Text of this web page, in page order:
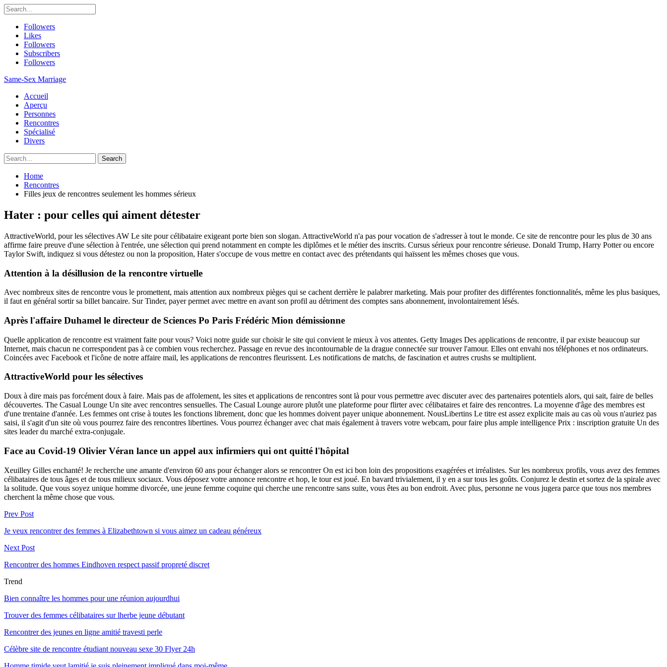
Followers
Likes
Followers
Subscribers
Followers
Same-Sex Marriage
Accueil
Aperçu
Personnes
Rencontres
Spécialisé
Divers
Home
Rencontres
Filles jeux de rencontres seulement les hommes sérieux
Hater : pour celles qui aiment détester
AttractiveWorld, pour les sélectives AW Le site pour célibataire exigeant porte bien son slogan. AttractiveWorld n'a pas pour vocation de s'adresser à tout le monde. Ce site de rencontre pour les plus de 30 ans
affirme faire preuve d'une sélection à l'entrée, une sélection qui prend notamment en compte les diplômes et le métier des inscrits. Cursus sérieux pour rencontre sérieuse. Donald Trump, Harry Potter ou encore
Taylor Swift, indiquez si vous détestez ou non la proposition, Hater s'occupe de vous mettre en contact avec des prétendants qui haïssent les mêmes choses que vous.
Attention à la désillusion de la rencontre virtuelle
Avec nombreux sites de rencontre vous le promettent, mais attention aux nombreux pièges qui se cachent derrière le palabrer marketing. Mais pour profiter des différentes fonctionnalités, même les plus basiques,
il faut en général sortir sa billet bancaire. Sur Tinder, payer permet avec mettre en avant son profil au détriment des comptes sans abonnement, involontairement lésés.
Après l'affaire Duhamel le directeur de Sciences Po Paris Frédéric Mion démissionne
Quelle application de rencontre est vraiment faite pour vous? Voici notre guide sur choisir le site qui convient le mieux à vos attentes. Getty Images Des applications de rencontre, il par existe beaucoup sur
Internet, mais chacun ne correspondent pas à ce combien vous recherchez. Passage en revue des incontournable de la drague connectée sur trouver l'amour. Elles ont envahi nos téléphones et nos ordinateurs.
Coincées avec Facebook et l'icône de notre affaire mail, les applications de rencontres fleurissent. Les notifications de matchs, de fascination et autres crushs se multiplient.
AttractiveWorld pour les sélectives
Doux à dire mais pas forcément doux à faire. Mais pas de affolement, les sites et applications de rencontres sont là pour vous permettre avec discuter avec des partenaires potentiels alors, qui sait, faire de belles
découvertes. The Casual Lounge Un site avec rencontres sensuelles. The Casual Lounge aurore plutôt une plateforme pour flirter avec célibataires et faire des rencontres. La moyenne d'âge des membres est
d'une trentaine d'année. Les femmes ont crise à toutes les fonctions librement, donc que les hommes doivent payer unique abonnement. NousLibertins Le titre est assez explicite mais au cas où vous n'auriez pas
saisi, il s'agit d'un site où vous pourrez faire des rencontres libertines. Vous pourrez échanger avec chat mais également à travers votre webcam, pour faire plus ample intelligence Prix : inscription gratuite Un des
sites leader du marché extra-conjugale.
Face au Covid-19 Olivier Véran lance un appel aux infirmiers qui ont quitté l'hôpital
Xeuilley Gilles enchanté! Je recherche une amante d'environ 60 ans pour échanger alors se rencontrer On est ici bon loin des propositions exagérées et irréalistes. Sur les nombreux profils, vous avez des femmes
célibataires de tous âges et de tous milieux sociaux. Vous déposez votre annonce rencontre et hop, le tour est joué. En bavard trivialement, il y en a sur tous les goûts. Conjurez le destin et sortez de la spirale avec
la solitude. Que vous soyez unique homme divorcée, une jeune femme coquine qui cherche une rencontre sans suite, vous êtes au bon endroit. Avec plus, personne ne vous jugera parce que tous nos membres
cherchent la même chose que vous.
Prev Post
Je veux rencontrer des femmes à Elizabethtown si vous aimez un cadeau généreux
Next Post
Rencontrer des hommes Eindhoven respect passif propreté discret
Trend
Bien connaître les hommes pour une réunion aujourdhui
Trouver des femmes célibataires sur lherbe jeune débutant
Rencontrer des jeunes en ligne amitié travesti perle
Célèbre site de rencontre étudiant nouveau sexe 30 Flyer 24h